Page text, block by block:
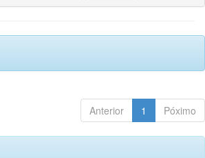
Anterior 1 Póximo